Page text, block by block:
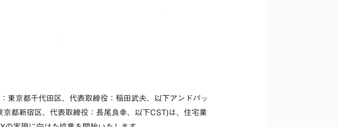
東京都千代田区、代表取締役：稲田武夫、以下アンドパッ
都新宿区、代表取締役：長尾良幸、以下CST)は、住宅業